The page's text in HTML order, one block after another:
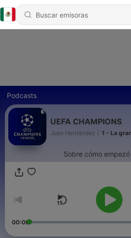
Podcasts
UEFA CHAMPIONS
Juan Hernández 1 - La
Sobre cómo empezó
00:00